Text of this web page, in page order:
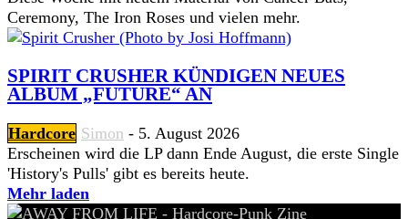
Ceremony, The Iron Roses und vielen mehr.
SPIRIT CRUSHER KÜNDIGEN NEUES
ALBUM „FUTURE“ AN
Hardcore Simon - 5. August 2026
Erscheinen wird die LP dann Ende August, die erste Single
'History's Pulls' gibt es bereits heute.
Mehr laden